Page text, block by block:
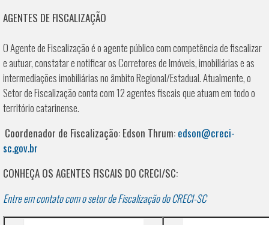
AGENTES DE FISCALIZAÇÃO
O Agente de Fiscalização é o agente público com competência de fiscalizar
e autuar, constatar e notificar os Corretores de Imóveis, imobiliárias e as
intermediações imobiliárias no âmbito Regional/Estadual. Atualmente, o
Setor de Fiscalização conta com 12 agentes fiscais que atuam em todo o
território catarinense.
Coordenador de Fiscalização: Edson Thrum: edson@creci-
sc.gov.br
CONHEÇA OS AGENTES FISCAIS DO CRECI/SC:
Entre em contato com o setor de Fiscalização do CRECI-SC